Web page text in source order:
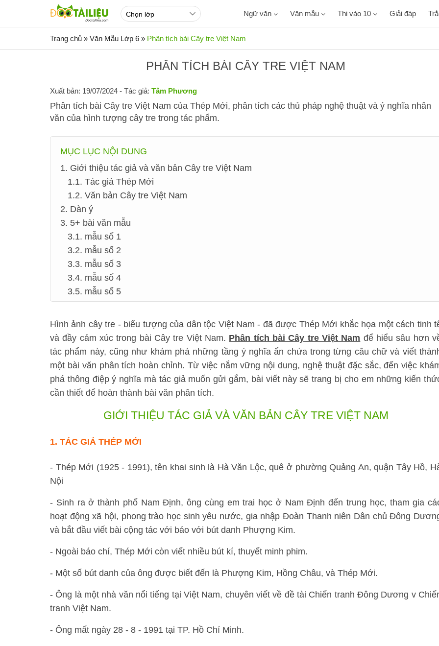
Ngữ văn Văn mẫu Thi vào 10 Giải đáp
Trang chủ » Văn Mẫu Lớp 6 » Phân tích bài Cây tre Việt Nam
PHÂN TÍCH BÀI CÂY TRE VIỆT NAM
Xuất bản: 19/07/2024 - Tác giả: Tâm Phương
Phân tích bài Cây tre Việt Nam của Thép Mới, phân tích các thủ pháp nghệ thuật và ý nghĩa nhân
văn của hình tượng cây tre trong tác phẩm.
MỤC LỤC NỘI DUNG
1. Giới thiệu tác giả và văn bản Cây tre Việt Nam
1.1. Tác giả Thép Mới
1.2. Văn bản Cây tre Việt Nam
2. Dàn ý
3. 5+ bài văn mẫu
3.1. mẫu số 1
3.2. mẫu số 2
3.3. mẫu số 3
3.4. mẫu số 4
3.5. mẫu số 5
Hình ảnh cây tre - biểu tượng của dân tộc Việt Nam - đã được Thép Mới khắc họa một cách tinh
và đầy cảm xúc trong bài Cây tre Việt Nam. Phân tích bài Cây tre Việt Nam để hiểu sâu hơn
tác phẩm này, cũng như khám phá những tầng ý nghĩa ẩn chứa trong từng câu chữ và viết
một bài văn phân tích hoàn chỉnh. Từ việc nắm vững nội dung, nghệ thuật đặc sắc, đến việc
phá thông điệp ý nghĩa mà tác giả muốn gửi gắm, bài viết này sẽ trang bị cho em những kiến
cần thiết để hoàn thành bài văn phân tích.
GIỚI THIỆU TÁC GIẢ VÀ VĂN BẢN CÂY TRE VIỆT NAM
1. TÁC GIẢ THÉP MỚI
- Thép Mới (1925 - 1991), tên khai sinh là Hà Văn Lộc, quê ở phường Quảng An, quận Tây Hồ,
Nội
- Sinh ra ở thành phố Nam Định, ông cùng em trai học ở Nam Định đến trung học, tham gia
hoạt động xã hội, phong trào học sinh yêu nước, gia nhập Đoàn Thanh niên Dân chủ Đông
và bắt đầu viết bài cộng tác với báo với bút danh Phượng Kim.
- Ngoài báo chí, Thép Mới còn viết nhiều bút kí, thuyết minh phim.
- Một số bút danh của ông được biết đến là Phượng Kim, Hồng Châu, và Thép Mới.
- Ông là một nhà văn nổi tiếng tại Việt Nam, chuyên viết về đề tài Chiến tranh Đông Dương v
tranh Việt Nam.
- Ông mất ngày 28 - 8 - 1991 tại TP. Hồ Chí Minh.